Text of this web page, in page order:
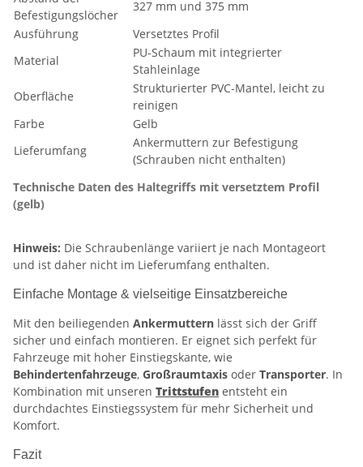
Technische Daten des Haltegriffs mit versetztem Profil
(gelb)
Befestigungslöcher
327 mm und 375 mm
Ausführung
Versetztes Profil
Material
PU-Schaum mit integrierter
Stahleinlage
Oberfläche
Strukturierter PVC-Mantel, leicht zu
reinigen
Farbe
Gelb
Lieferumfang
Ankermuttern zur Befestigung
(Schrauben nicht enthalten)
Hinweis: Die Schraubenlänge variiert je nach Montageort
und ist daher nicht im Lieferumfang enthalten.
Einfache Montage & vielseitige Einsatzbereiche
Mit den beiliegenden Ankermuttern lässt sich der Griff
sicher und einfach montieren. Er eignet sich perfekt für
Fahrzeuge mit hoher Einstiegskante, wie
Behindertenfahrzeuge, Großraumtaxis oder Transporter. In
Kombination mit unseren Trittstufen entsteht ein
durchdachtes Einstiegssystem für mehr Sicherheit und
Komfort.
Fazit